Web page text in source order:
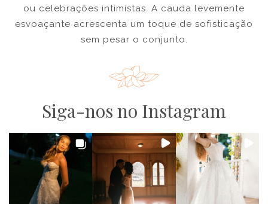
ou celebrações intimistas. A cauda levemente
esvoaçante acrescenta um toque de sofisticação
sem pesar o conjunto.
Siga-nos no Instagram